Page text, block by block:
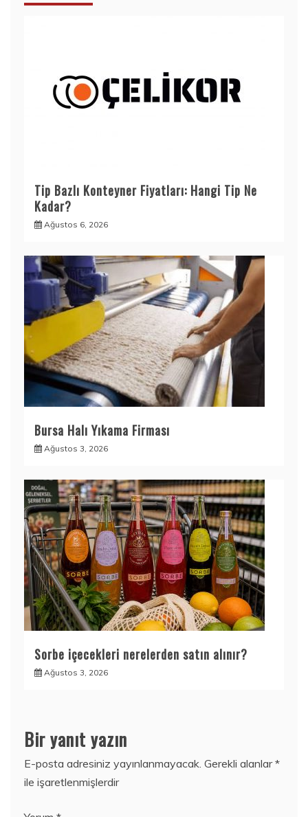
Tip Bazlı Konteyner Fiyatları: Hangi Tip Ne
Kadar?
Ağustos 6, 2026
Bursa Halı Yıkama Firması
Ağustos 3, 2026
Sorbe içecekleri nerelerden satın alınır?
Ağustos 3, 2026
Bir yanıt yazın
E-posta adresiniz yayınlanmayacak. Gerekli alanlar*
ile işaretlenmişlerdir